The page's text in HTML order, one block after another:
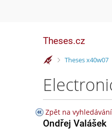
Theses.cz
>
Theses x40w07
Zpět na vyhledávání
Ondřej Valášek